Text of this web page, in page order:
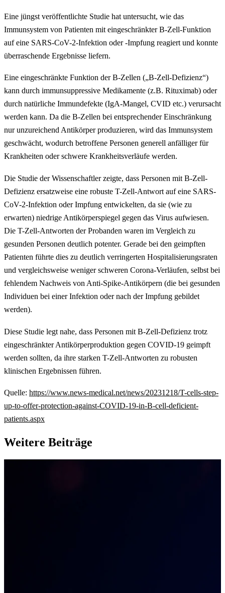
Eine jüngst veröffentlichte Studie hat untersucht, wie das
Immunsystem von Patienten mit eingeschränkter B-Zell-Funktion
auf eine SARS-CoV-2-Infektion oder -Impfung reagiert und konnte
überraschende Ergebnisse liefern.
Eine eingeschränkte Funktion der B-Zellen („B-Zell-Defizienz“)
kann durch immunsuppressive Medikamente (z.B. Rituximab) oder
durch natürliche Immundefekte (IgA-Mangel, CVID etc.) verursacht
werden kann. Da die B-Zellen bei entsprechender Einschränkung
nur unzureichend Antikörper produzieren, wird das Immunsystem
geschwächt, wodurch betroffene Personen generell anfälliger für
Krankheiten oder schwere Krankheitsverläufe werden.
Die Studie der Wissenschaftler zeigte, dass Personen mit B-Zell-
Defizienz ersatzweise eine robuste T-Zell-Antwort auf eine SARS-
CoV-2-Infektion oder Impfung entwickelten, da sie (wie zu
erwarten) niedrige Antikörperspiegel gegen das Virus aufwiesen.
Die T-Zell-Antworten der Probanden waren im Vergleich zu
gesunden Personen deutlich potenter. Gerade bei den geimpften
Patienten führte dies zu deutlich verringerten Hospitalisierungsraten
und vergleichsweise weniger schweren Corona-Verläufen, selbst bei
fehlendem Nachweis von Anti-Spike-Antikörpern (die bei gesunden
Individuen bei einer Infektion oder nach der Impfung gebildet
werden).
Diese Studie legt nahe, dass Personen mit B-Zell-Defizienz trotz
eingeschränkter Antikörperproduktion gegen COVID-19 geimpft
werden sollten, da ihre starken T-Zell-Antworten zu robusten
klinischen Ergebnissen führen.
Quelle: https://www.news-medical.net/news/20231218/T-cells-step-
up-to-offer-protection-against-COVID-19-in-B-cell-deficient-
patients.aspx
Weitere Beiträge